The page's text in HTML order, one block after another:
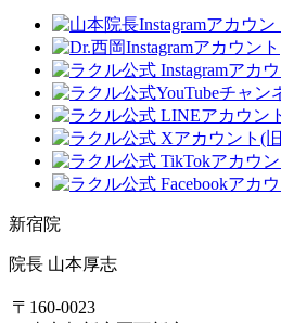
新宿院
院長 山本厚志
〒160-0023